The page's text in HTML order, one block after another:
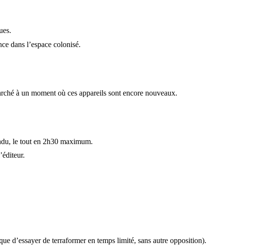
dans l’espace colonisé.
à un moment où ces appareils sont encore nouveaux.
le tout en 2h30 maximum.
d’essayer de terraformer en temps limité, sans autre opposition).